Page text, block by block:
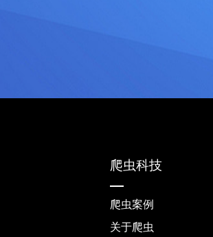
爬虫科技
爬虫案例
关于爬虫